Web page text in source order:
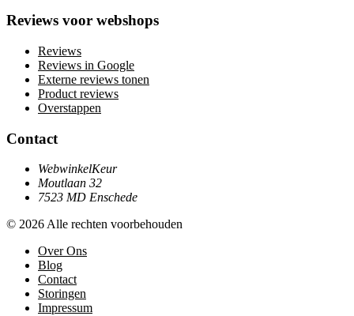
Reviews voor webshops
Reviews
Reviews in Google
Externe reviews tonen
Product reviews
Overstappen
Contact
WebwinkelKeur
Moutlaan 32
7523 MD Enschede
© 2026 Alle rechten voorbehouden
Over Ons
Blog
Contact
Storingen
Impressum